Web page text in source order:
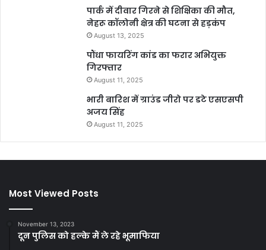
पार्क में दीवार गिरने से शिक्षिका की मौत,
नेहरू कॉलोनी क्षेत्र की घटना से हड़कंप
August 13, 2025
पौंधा फायरिंग कांड का फरार अभियुक्त
गिरफ्तार
August 11, 2025
भारी बारिश में ग्राउंड जीरो पर डटे एसएसपी
अजय सिंह
August 11, 2025
Most Viewed Posts
November 13, 2023
दून पुलिस को हल्के मैं ले रहे भूमाफिया